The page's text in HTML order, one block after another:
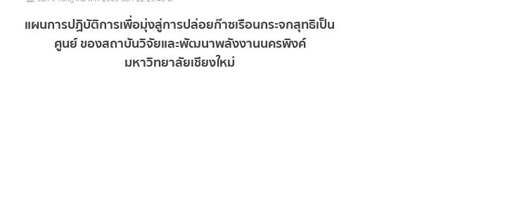
แผนการปฏิบัติการเพื่อมุ่งสู่การปล่อยก๊าซเรือนกระจกสุทธิเป็น
ศูนย์ ของสถาบันวิจัยและพัฒนาพลังงานนครพิงค์
มหาวิทยาลัยเชียงใหม่